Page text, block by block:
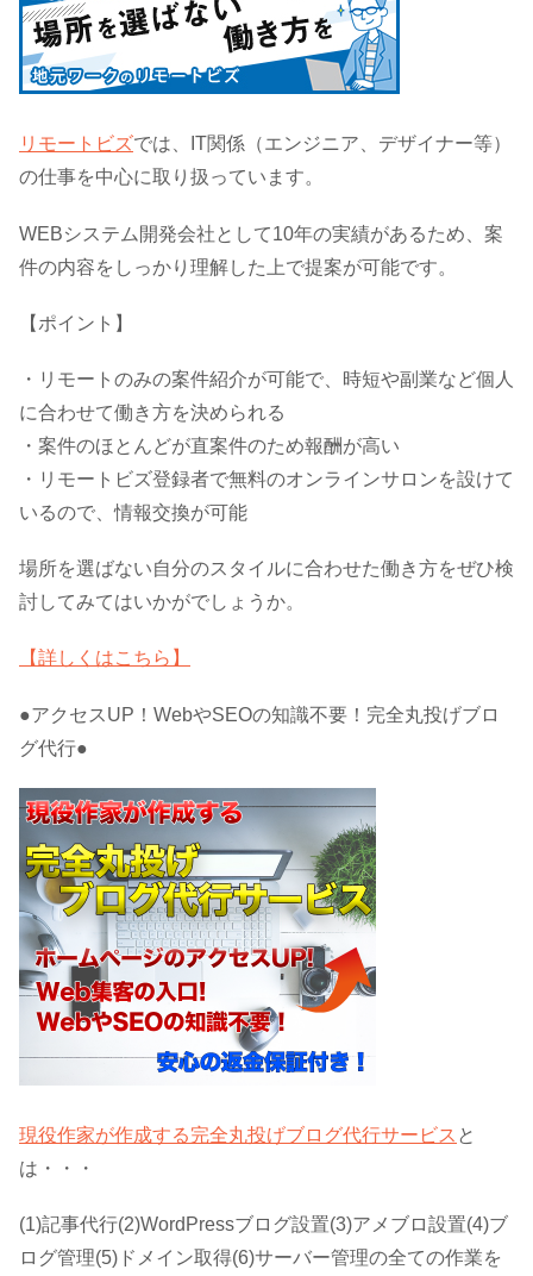
リモートビズでは、IT関係（エンジニア、デザイナー等）
の仕事を中心に取り扱っています。
WEBシステム開発会社として10年の実績があるため、案
件の内容をしっかり理解した上で提案が可能です。
【ポイント】
・リモートのみの案件紹介が可能で、時短や副業など個人
に合わせて働き方を決められる
・案件のほとんどが直案件のため報酬が高い
・リモートビズ登録者で無料のオンラインサロンを設けて
いるので、情報交換が可能
場所を選ばない自分のスタイルに合わせた働き方をぜひ検
討してみてはいかがでしょうか。
【詳しくはこちら】
●アクセスUP！WebやSEOの知識不要！完全丸投げブロ
グ代行●
現役作家が作成する完全丸投げブログ代行サービス と
は・・・
(1)記事代行(2)WordPressブログ設置(3)アメブロ設置(4)ブ
ログ管理(5)ドメイン取得(6)サーバー管理の全ての作業を